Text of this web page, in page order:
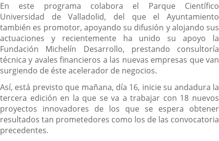
En este programa colabora el Parque Científico
Universidad de Valladolid, del que el Ayuntamiento
también es promotor, apoyando su difusión y alojando sus
actuaciones y recientemente ha unido su apoyo la
Fundación Michelín Desarrollo, prestando consultoría
técnica y avales financieros a las nuevas empresas que van
surgiendo de éste acelerador de negocios.
Así, está previsto que mañana, día 16, inicie su andadura la
tercera edición en la que se va a trabajar con 18 nuevos
proyectos innovadores de los que se espera obtener
resultados tan prometedores como los de las convocatoria
precedentes.